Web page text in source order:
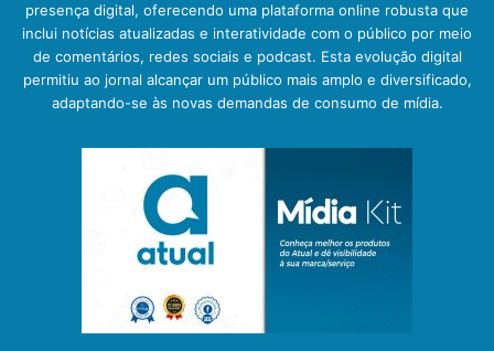
presença digital, oferecendo uma plataforma online robusta que
inclui notícias atualizadas e interatividade com o público por meio
de comentários, redes sociais e podcast. Esta evolução digital
permitiu ao jornal alcançar um público mais amplo e diversificado,
adaptando-se às novas demandas de consumo de mídia.